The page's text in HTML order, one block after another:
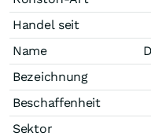
Handel seit
Name
Bezeichnung
Beschaffenheit
Sektor